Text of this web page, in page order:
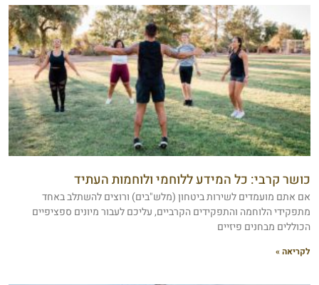
כושר קרבי: כל המידע ללוחמי ולוחמות העתיד
אם אתם מועמדים לשירות ביטחון (מלש"בים) ורוצים להשתלב באחד
מתפקידי הלוחמה והתפקידים הקרביים, עליכם לעבור מיונים ספציפיים
הכוללים מבחנים פיזיים
לקריאה »